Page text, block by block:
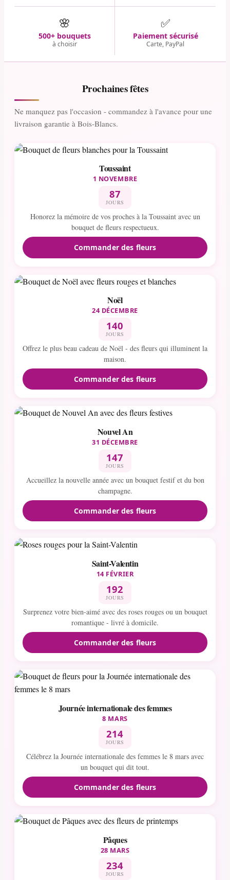
🌸
500+ bouquets
à choisir
✅
Paiement sécurisé
Carte, PayPal
Prochaines fêtes
Ne manquez pas l'occasion - commandez à l'avance pour une
livraison garantie à Bois-Blancs.
Toussaint
1 NOVEMBRE
87
JOURS
Honorez la mémoire de vos proches à la Toussaint avec un
bouquet de fleurs respectueux.
Commander des fleurs
Noël
24 DÉCEMBRE
140
JOURS
Offrez le plus beau cadeau de Noël - des fleurs qui illuminent la
maison.
Commander des fleurs
Nouvel An
31 DÉCEMBRE
147
JOURS
Accueillez la nouvelle année avec un bouquet festif et du bon
champagne.
Commander des fleurs
Saint-Valentin
14 FÉVRIER
192
JOURS
Surprenez votre bien-aimé avec des roses rouges ou un bouquet
romantique - livré à domicile.
Commander des fleurs
Journée internationale des femmes
8 MARS
214
JOURS
Célébrez la Journée internationale des femmes le 8 mars avec
un bouquet qui dit tout.
Commander des fleurs
Pâques
28 MARS
234
JOURS